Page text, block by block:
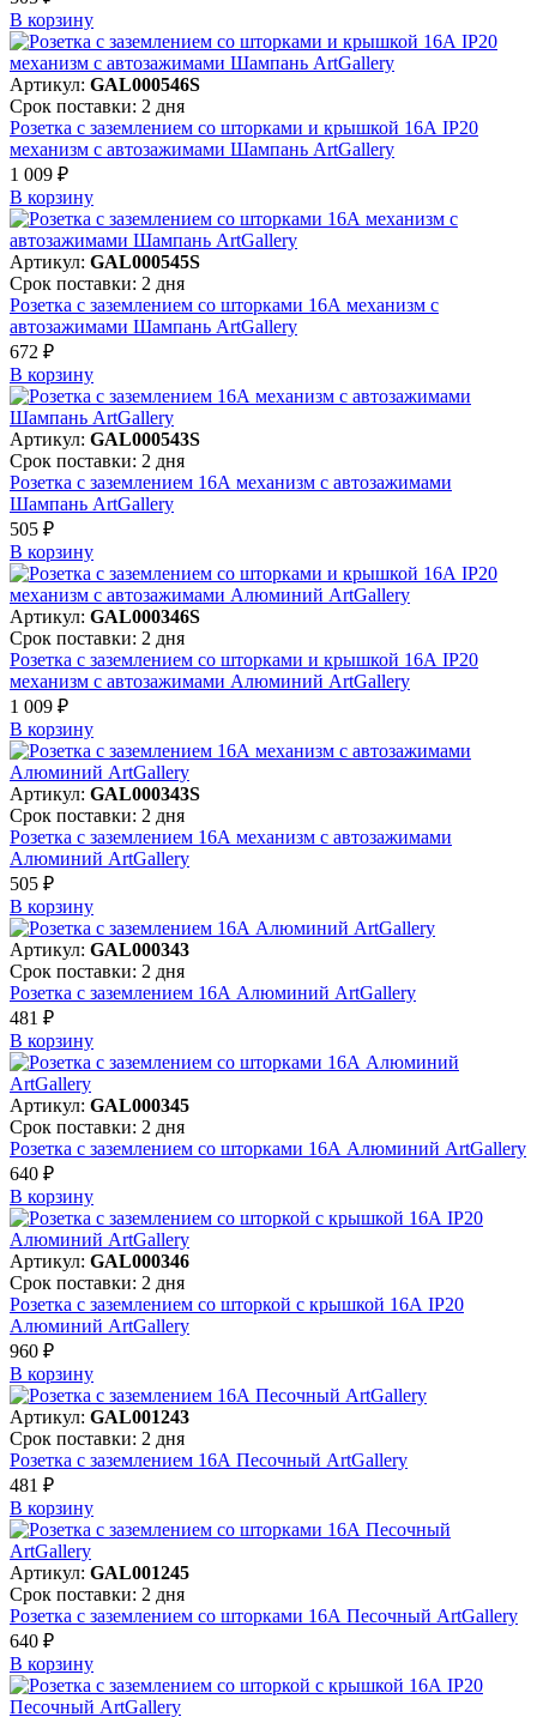
В корзинy
Артикул: GAL000546S
Срок поставки: 2 дня
Розетка с заземлением со шторками и крышкой 16А IP20
механизм с автозажимами Шампань ArtGallery
1 009 ₽
В корзинy
Артикул: GAL000545S
Срок поставки: 2 дня
Розетка с заземлением со шторками 16А механизм с
автозажимами Шампань ArtGallery
672 ₽
В корзинy
Артикул: GAL000543S
Срок поставки: 2 дня
Розетка с заземлением 16А механизм с автозажимами
Шампань ArtGallery
505 ₽
В корзинy
Артикул: GAL000346S
Срок поставки: 2 дня
Розетка с заземлением со шторками и крышкой 16А IP20
механизм с автозажимами Алюминий ArtGallery
1 009 ₽
В корзинy
Артикул: GAL000343S
Срок поставки: 2 дня
Розетка с заземлением 16А механизм с автозажимами
Алюминий ArtGallery
505 ₽
В корзинy
Артикул: GAL000343
Срок поставки: 2 дня
Розетка с заземлением 16А Алюминий ArtGallery
481 ₽
В корзинy
Артикул: GAL000345
Срок поставки: 2 дня
Розетка с заземлением со шторками 16А Алюминий ArtGallery
640 ₽
В корзинy
Артикул: GAL000346
Срок поставки: 2 дня
Розетка с заземлением со шторкой с крышкой 16А IP20
Алюминий ArtGallery
960 ₽
В корзинy
Артикул: GAL001243
Срок поставки: 2 дня
Розетка с заземлением 16А Песочный ArtGallery
481 ₽
В корзинy
Артикул: GAL001245
Срок поставки: 2 дня
Розетка с заземлением со шторками 16А Песочный ArtGallery
640 ₽
В корзинy